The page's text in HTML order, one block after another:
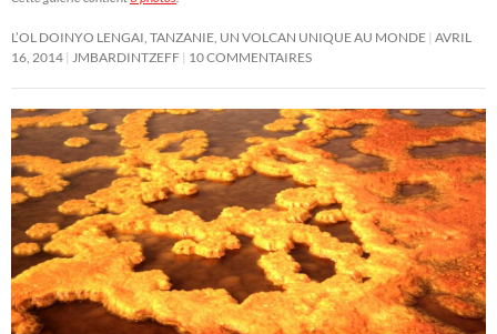
L’OL DOINYO LENGAI, TANZANIE, UN VOLCAN UNIQUE AU MONDE AVRIL
16, 2014
JMBARDINTZEFF 10 COMMENTAIRES